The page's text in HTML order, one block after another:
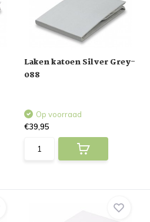
Laken katoen Silver Grey-
088
Op voorraad
€39,95